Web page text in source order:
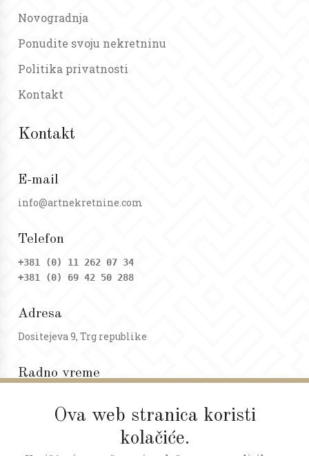
Ova web stranica koristi
kolačiće.
Novogradnja
Ponudite svoju nekretninu
Politika privatnosti
Kontakt
Kontakt
E-mail
info@artnekretnine.com
Telefon
+381 (0) 11 262 07 34
+381 (0) 69 42 50 288
Adresa
Dositejeva 9, Trg republike
Radno vreme
Subota: 09 - 17h